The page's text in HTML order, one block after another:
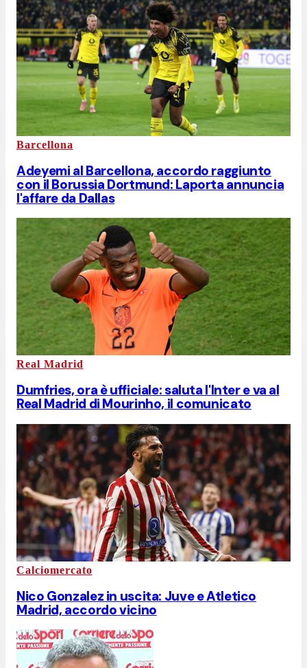
Barcellona
Adeyemi al Barcellona, accordo raggiunto
con il Borussia Dortmund: Laporta annuncia
l'affare da Dallas
Real Madrid
Dumfries, ora è ufficiale: saluta l'Inter e va al
Real Madrid di Mourinho, il comunicato
Calciomercato
Nico Gonzalez in uscita: Juve e Atletico
Madrid, accordo vicino